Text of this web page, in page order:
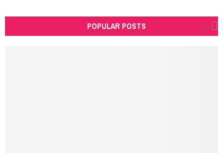
POPULAR POSTS